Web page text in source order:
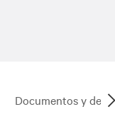
Documentos y